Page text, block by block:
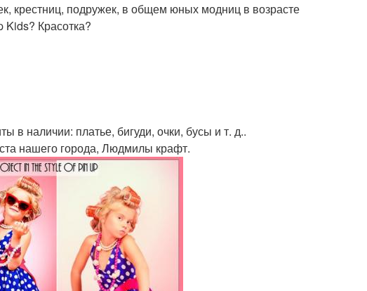
крестниц, подружек, в общем юных модниц в возрасте
Kids? Красотка?
в наличии: платье, бигуди, очки, бусы и т. д..
нашего города, Людмилы крафт.